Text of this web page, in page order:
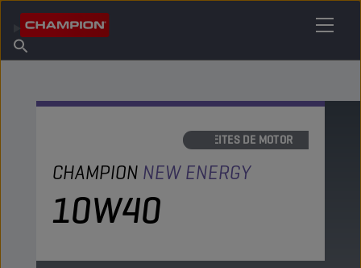
Acerca de champion
Encuentra un punto de venta
ACEITES DE MOTOR
CHAMPION NEW ENERGY
10W40